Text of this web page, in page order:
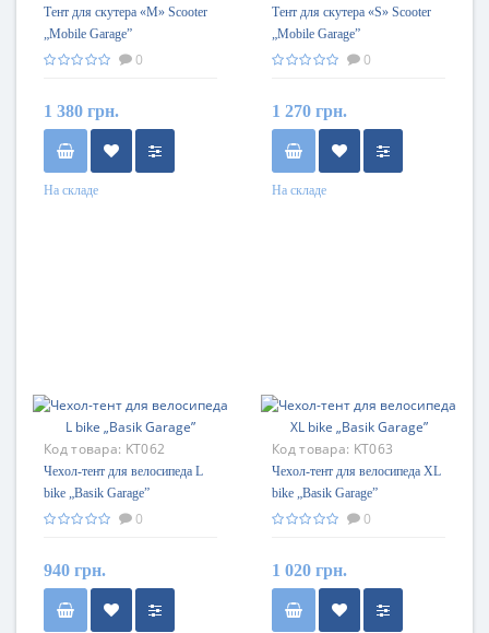
Тент для скутера «M» Scooter
„Mobile Garage”
0
1 380 грн.
На складе
Тент для скутера «S» Scooter
„Mobile Garage”
0
1 270 грн.
На складе
Код товара: KT062
Чехол-тент для велосипеда L
bike „Basik Garage”
0
940 грн.
Код товара: KT063
Чехол-тент для велосипеда XL
bike „Basik Garage”
0
1 020 грн.